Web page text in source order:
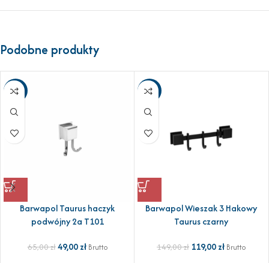
Podobne produkty
-25%
Barwapol Taurus haczyk
podwójny 2a T101
65,00zł49,00zł Brutto
-20%
Barwapol Wieszak 3 Hakowy
Taurus czarny
149,00zł 119,00zł Brutto